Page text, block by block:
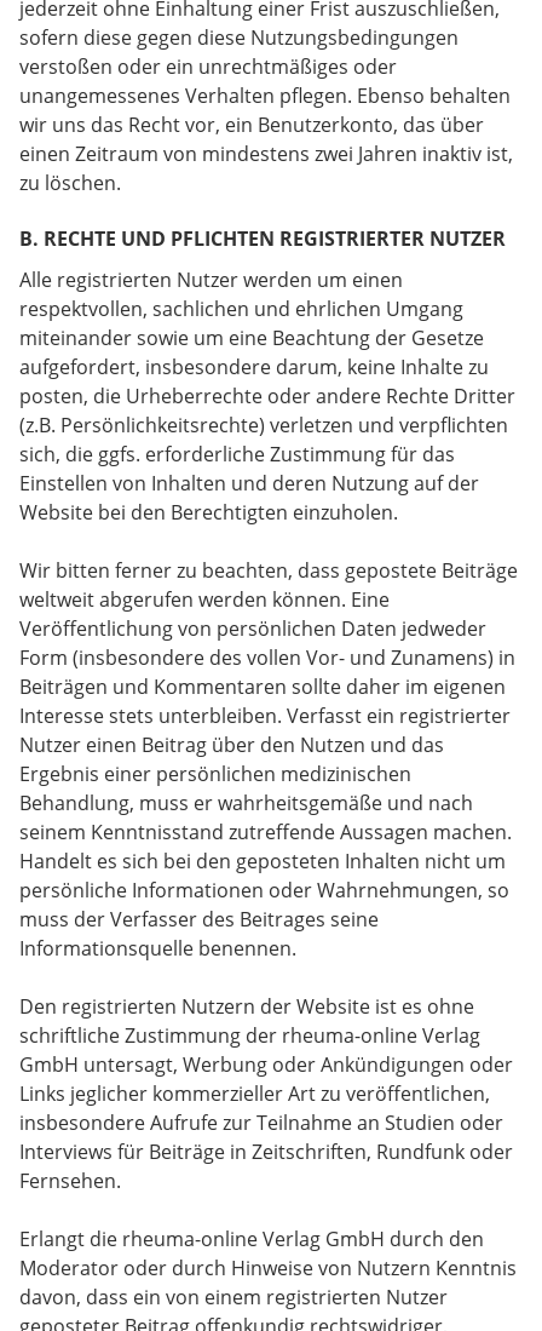
jederzeit ohne Einhaltung einer Frist auszuschließen,
sofern diese gegen diese Nutzungsbedingungen
verstoßen oder ein unrechtmäßiges oder
unangemessenes Verhalten pflegen. Ebenso behalten
wir uns das Recht vor, ein Benutzerkonto, das über
einen Zeitraum von mindestens zwei Jahren inaktiv ist,
zu löschen.
B. RECHTE UND PFLICHTEN REGISTRIERTER NUTZER
Alle registrierten Nutzer werden um einen
respektvollen, sachlichen und ehrlichen Umgang
miteinander sowie um eine Beachtung der Gesetze
aufgefordert, insbesondere darum, keine Inhalte zu
posten, die Urheberrechte oder andere Rechte Dritter
(z.B. Persönlichkeitsrechte) verletzen und verpflichten
sich, die ggfs. erforderliche Zustimmung für das
Einstellen von Inhalten und deren Nutzung auf der
Website bei den Berechtigten einzuholen.
Wir bitten ferner zu beachten, dass gepostete Beiträge
weltweit abgerufen werden können. Eine
Veröffentlichung von persönlichen Daten jedweder
Form (insbesondere des vollen Vor- und Zunamens) in
Beiträgen und Kommentaren sollte daher im eigenen
Interesse stets unterbleiben. Verfasst ein registrierter
Nutzer einen Beitrag über den Nutzen und das
Ergebnis einer persönlichen medizinischen
Behandlung, muss er wahrheitsgemäße und nach
seinem Kenntnisstand zutreffende Aussagen machen.
Handelt es sich bei den geposteten Inhalten nicht um
persönliche Informationen oder Wahrnehmungen, so
muss der Verfasser des Beitrages seine
Informationsquelle benennen.
Den registrierten Nutzern der Website ist es ohne
schriftliche Zustimmung der rheuma-online Verlag
GmbH untersagt, Werbung oder Ankündigungen oder
Links jeglicher kommerzieller Art zu veröffentlichen,
insbesondere Aufrufe zur Teilnahme an Studien oder
Interviews für Beiträge in Zeitschriften, Rundfunk oder
Fernsehen.
Erlangt die rheuma-online Verlag GmbH durch den
Moderator oder durch Hinweise von Nutzern Kenntnis
davon, dass ein von einem registrierten Nutzer